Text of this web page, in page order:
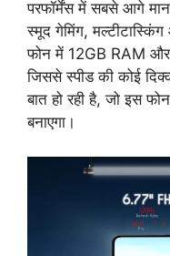
परफॉर्मेंस में सबसे आगे
स्मूद गेमिंग,
फोन में 12GB RAM
जिससे स्पीड की कोई
बात हो रही है, जो इस
बनाएगा।